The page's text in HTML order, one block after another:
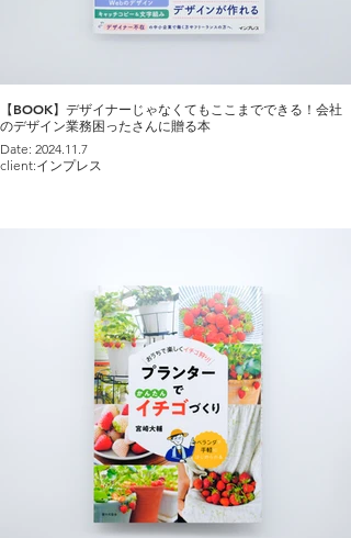
【BOOK】デザイナーじゃなくてもここまでできる！会社
のデザイン業務困ったさんに贈る本
Date: 2024.11.7
client:インプレス